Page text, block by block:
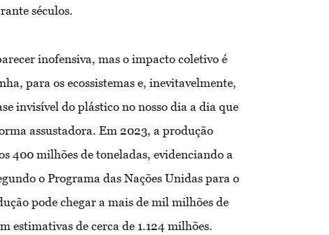
séculos.
inofensiva, mas o impacto coletivo é
para os ecossistemas e, inevitavelmente,
invisível do plástico no nosso dia a dia que
assustadora. Em 2023, a produção
400 milhões de toneladas, evidenciando a
o Programa das Nações Unidas para o
pode chegar a mais de mil milhões de
estimativas de cerca de 1.124 milhões.